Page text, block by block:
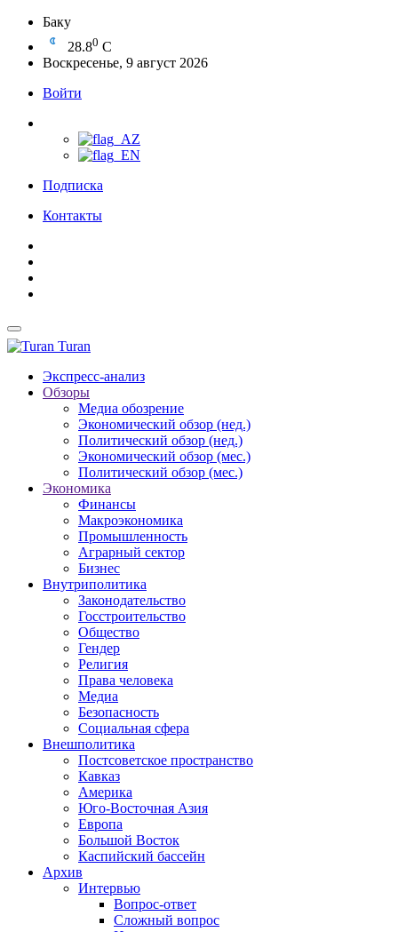
Баку
28.80 C
Воскресенье, 9 август 2026
Войти
Подписка
Контакты
Turan
Экспресс-анализ
Обзоры
Медиа обозрение
Экономический обзор (нед.)
Политический обзор (нед.)
Экономический обзор (мес.)
Политический обзор (мес.)
Экономика
Финансы
Макроэкономика
Промышленность
Аграрный сектор
Бизнес
Внутриполитика
Законодательство
Госстроительство
Общество
Гендер
Религия
Права человека
Медиа
Безопасность
Социальная сфера
Внешполитика
Постсоветское пространство
Кавказ
Америка
Юго-Восточная Азия
Европа
Большой Восток
Каспийский бассейн
Архив
Интервью
Вопрос-ответ
Сложный вопрос